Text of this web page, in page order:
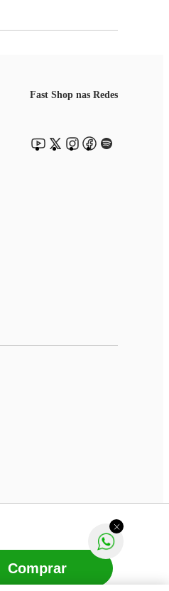
Comprar
Fast Shop nas Redes
43.708.379/0001-